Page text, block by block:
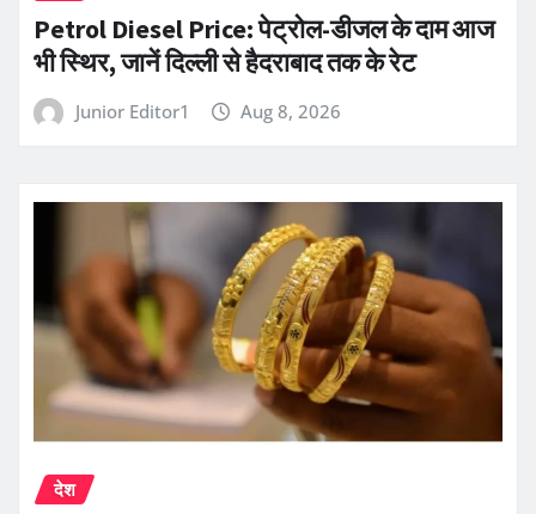
Petrol Diesel Price: पेट्रोल-डीजल के दाम आज
भी स्थिर, जानें दिल्ली से हैदराबाद तक के रेट
Junior Editor1 Aug 8, 2026
देश